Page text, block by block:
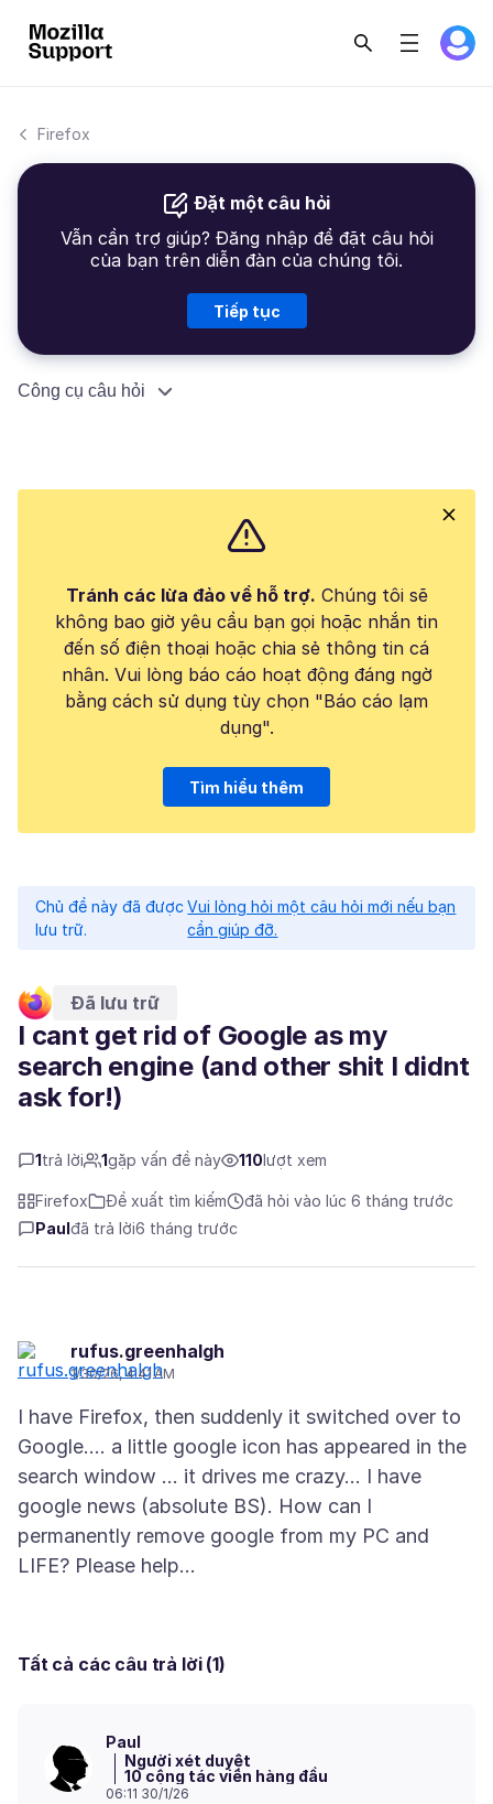
Firefox
Đặt một câu hỏi
Vẫn cần trợ giúp? Đăng nhập để đặt câu hỏi
của bạn trên diễn đàn của chúng tôi.
Tiếp tục
Công cụ câu hỏi
Tránh các lừa đảo về hỗ trợ. Chúng tôi sẽ
không bao giờ yêu cầu bạn gọi hoặc nhắn tin
đến số điện thoại hoặc chia sẻ thông tin cá
nhân. Vui lòng báo cáo hoạt động đáng ngờ
bằng cách sử dụng tùy chọn "Báo cáo lạm
dụng".
Tìm hiểu thêm
Chủ đề này đã được
lưu trữ.
Vui lòng hỏi một câu hỏi mới nếu bạn
cần giúp đỡ.
Đã lưu trữ
I cant get rid of Google as my
search engine (and other shit I didnt
ask for!)
1trả lời 1gặp vấn đề này 110lượt xem
Firefox Đề xuất tìm kiếm
đã hỏi vào lúc 6 tháng trước
Paulđã trả lời6 tháng trước
rufus.greenhalgh
1/30/26, 4:41 AM
I have Firefox, then suddenly it switched over to
Google.... a little google icon has appeared in the
search window ... it drives me crazy... I have
google news (absolute BS). How can I
permanently remove google from my PC and
Tất cả các câu trả lời (1)
Paul
Người xét duyệt
10 cộng tác viên hàng đầu
06:11 30/1/26